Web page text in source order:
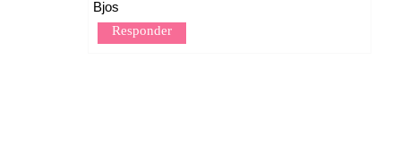
Bjos
Responder